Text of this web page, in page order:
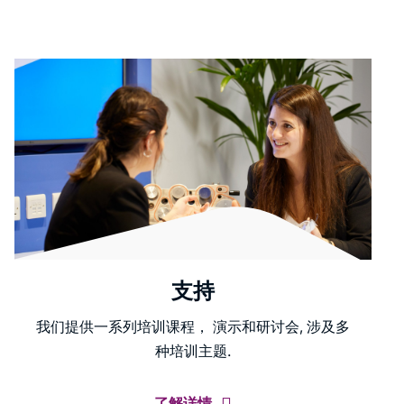
支持
我们提供一系列培训课程， 演示和研讨会, 涉及多
种培训主题.